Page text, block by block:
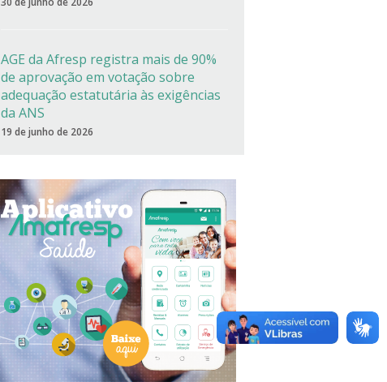
AGE da Afresp registra mais de 90%
de aprovação em votação sobre
adequação estatutária às exigências
da ANS
19 de junho de 2026